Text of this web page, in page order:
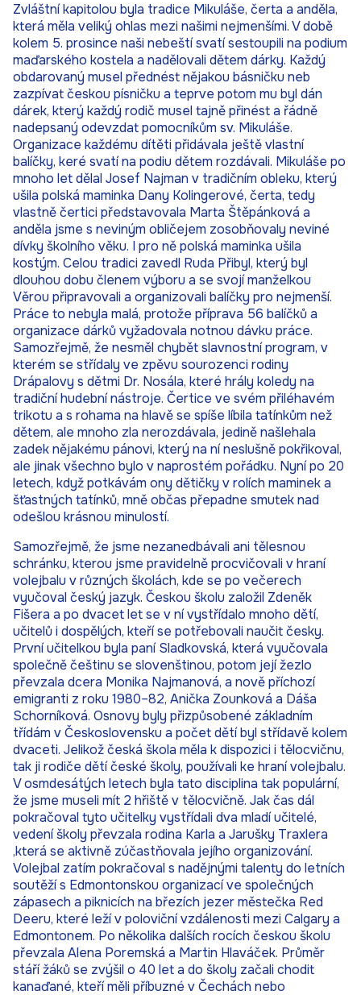
Zvláštní kapitolou byla tradice Mikuláše, čerta a anděla,
která měla veliký ohlas mezi našimi nejmenšími. V době
kolem 5. prosince naši nebeští svatí sestoupili na podium
maďarského kostela a nadělovali dětem dárky. Každý
obdarovaný musel přednést nějakou básničku neb
zazpívat českou písničku a teprve potom mu byl dán
dárek, který každý rodič musel tajně přinést a řádně
nadepsaný odevzdat pomocníkům sv. Mikuláše.
Organizace každému dítěti přidávala ještě vlastní
balíčky, keré svatí na podiu dětem rozdávali. Mikuláše po
mnoho let dělal Josef Najman v tradičním obleku, který
ušila polská maminka Dany Kolingerové, čerta, tedy
vlastně čertici představovala Marta Štěpánková a
anděla jsme s neviným obličejem zosobňovaly neviné
dívky školního věku. I pro ně polská maminka ušila
kostým. Celou tradici zavedl Ruda Přibyl, který byl
dlouhou dobu členem výboru a se svojí manželkou
Věrou připravovali a organizovali balíčky pro nejmenší.
Práce to nebyla malá, protože příprava 56 balíčků a
organizace dárků vyžadovala notnou dávku práce.
Samozřejmě, že nesměl chybět slavnostní program, v
kterém se střídaly ve zpěvu sourozenci rodiny
Drápalovy s dětmi Dr. Nosála, které hrály koledy na
tradiční hudební nástroje. Čertice ve svém přiléhavém
trikotu a s rohama na hlavě se spíše líbila tatínkům než
dětem, ale mnoho zla nerozdávala, jedině našlehala
zadek nějakému pánovi, který na ní neslušně pokřikoval,
ale jinak všechno bylo v naprostém pořádku. Nyní po 20
letech, když potkávám ony dětičky v rolích maminek a
šťastných tatínků, mně občas přepadne smutek nad
odešlou krásnou minulostí.
Samozřejmě, že jsme nezanedbávali ani tělesnou
schránku, kterou jsme pravidelně procvičovali v hraní
volejbalu v různých školách, kde se po večerech
vyučoval český jazyk. Českou školu založil Zdeněk
Fišera a po dvacet let se v ní vystřídalo mnoho dětí,
učitelů i dospělých, kteří se potřebovali naučit česky.
První učitelkou byla paní Sladkovská, která vyučovala
společně češtinu se slovenštinou, potom její žezlo
převzala dcera Monika Najmanová, a nově příchozí
emigranti z roku 1980–82, Anička Zounková a Dáša
Schorníková. Osnovy byly přizpůsobené základním
třídám v Československu a počet dětí byl střídavě kolem
dvaceti. Jelikož česká škola měla k dispozici i tělocvičnu,
tak ji rodiče dětí české školy, používali ke hraní volejbalu.
V osmdesátých letech byla tato disciplina tak populární,
že jsme museli mít 2 hřiště v tělocvičně. Jak čas dál
pokračoval tyto učitelky vystřídali dva mladí učitelé,
vedení školy převzala rodina Karla a Jarušky Traxlera
‚která se aktivně zúčastňovala jejího organizování.
Volejbal zatím pokračoval s nadějnými talenty do letních
soutěží s Edmontonskou organizací ve společných
zápasech a piknicích na březích jezer městečka Red
Deeru, které leží v poloviční vzdálenosti mezi Calgary a
Edmontonem. Po několika dalších rocích českou školu
převzala Alena Poremská a Martin Hlaváček. Průměr
stáří žáků se zvýšil o 40 let a do školy začali chodit
kanaďané, kteří měli příbuzné v Čechách nebo